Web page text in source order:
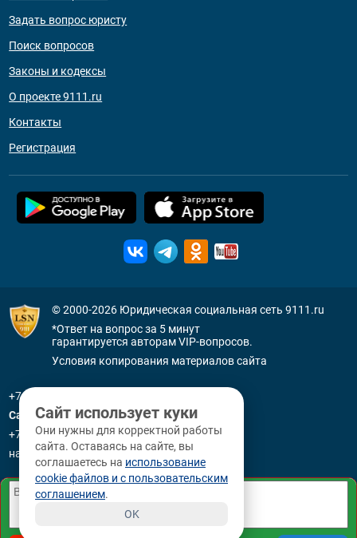
Задать вопрос юристу
Поиск вопросов
Законы и кодексы
О проекте 9111.ru
Контакты
Регистрация
© 2000-2026 Юридическая социальная сеть 9111.ru
*Ответ на вопрос за 5 минут
гарантируется авторам VIP-вопросов.
Условия копирования материалов сайта
+7 (800) 505-91-11
Санкт-Петербург
+7 (812) 336-92-64
наб. р. Фонтанки, д. 59
Сайт использует куки
Они нужны для корректной работы
сайта. Оставаясь на сайте, вы
соглашаетесь на использование
cookie файлов и с пользовательским
соглашением.
OK